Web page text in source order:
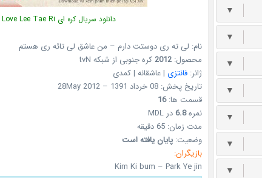
دانلود سریال کره ای I Love Lee Tae Ri
نام: لی ته ری دوستت دارم – من عاشق لی تائه ری هستم
محصول: 2012کره جنوبی از شبکه tvN
ژانر: فانتزی | عاشقانه | کمدی
تاریخ پخش: 08 خرداد 1391 – 28May 2012
قسمت ها:16
نمره6.8 در MDL
مدت زمان: 65 دقیقه
وضعیت: پایان یافته است
بازیگران:
Kim Ki bum – Park Ye jin
▼
▼
▼
▼
▼
▼
▼